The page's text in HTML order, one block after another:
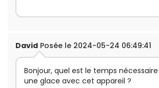
David Posée le 2024-05-24 06:49:41
Bonjour, quel est le temps
une glace avec cet appareil ?